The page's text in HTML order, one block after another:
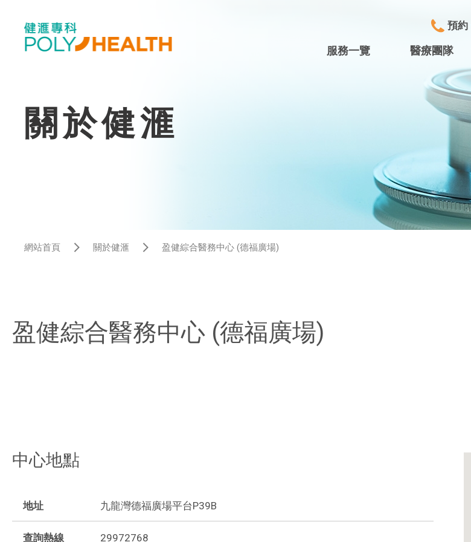
預約
服務一覽 醫療團隊
關於健滙
網站首頁 關於健滙 盈健綜合醫務中心 (德福廣場)
盈健綜合醫務中心 (德福廣場)
中心地點
地址 九龍灣德福廣場平台P39B
查詢熱線 29972768